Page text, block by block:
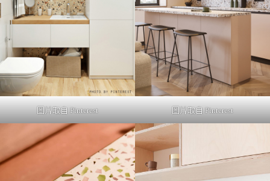
圖片取自 Pinterest 圖片取自 Pinterest